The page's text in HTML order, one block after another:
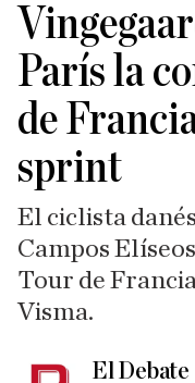
París la
de
sprint
El ciclista
Campos
Tour de
Visma.
El Debate